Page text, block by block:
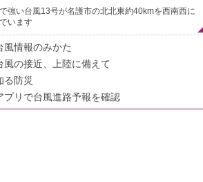
強い台風13号が名護市の北北東約40kmを西南西に
います
風情報のみかた
風の接近、上陸に備えて
る防災
プリで台風進路予報を確認